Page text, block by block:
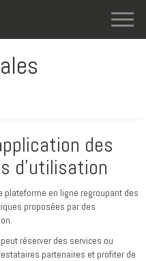
des
d’utilisation
plateforme en ligne regroupant des
proposées par des
réserver des services ou
partenaires et profiter de